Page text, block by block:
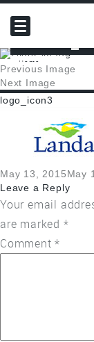
Home
Previous Image
Next Image
logo_icon3
Posted
on
May 13, 2015May
Leave a Reply
Your email
are marked *
Comment*